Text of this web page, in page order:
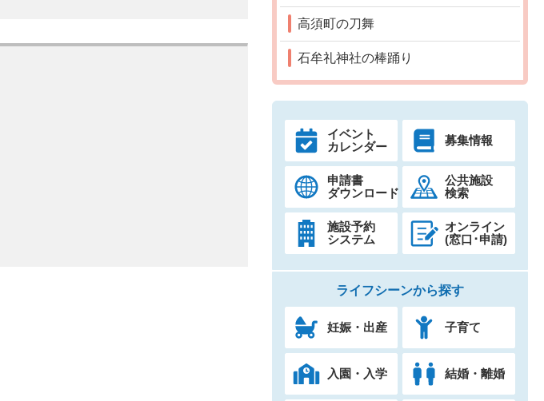
高須町の刀舞
石牟礼神社の棒踊り
イベント
カレンダー
募集情報
申請書
ダウンロード
公共施設
検索
施設予約
システム
オンライン
(窓口･申請)
ライフシーンから探す
妊娠・出産 子育て
入園・入学 結婚・離婚